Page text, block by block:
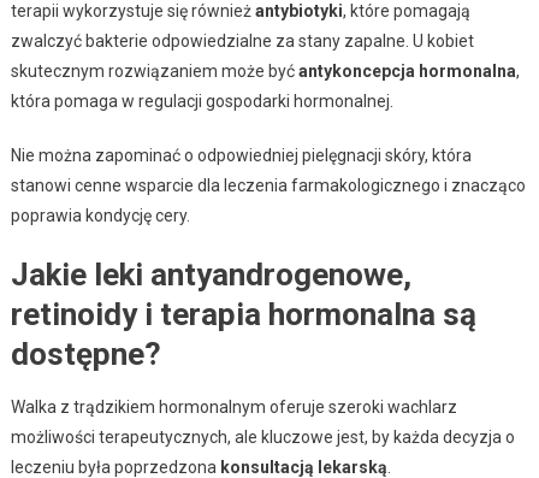
terapii wykorzystuje się równieżantybiotyki, które pomagają
zwalczyć bakterie odpowiedzialne za stany zapalne. U kobiet
skutecznym rozwiązaniem może byćantykoncepcja hormonalna,
która pomaga w regulacji gospodarki hormonalnej.
Nie można zapominać o odpowiedniej pielęgnacji skóry, która
stanowi cenne wsparcie dla leczenia farmakologicznego i znacząco
poprawia kondycję cery.
Jakie leki antyandrogenowe,
retinoidy i terapia hormonalna są
dostępne?
Walka z trądzikiem hormonalnym oferuje szeroki wachlarz
możliwości terapeutycznych, ale kluczowe jest, by każda decyzja o
leczeniu była poprzedzona konsultacją lekarską